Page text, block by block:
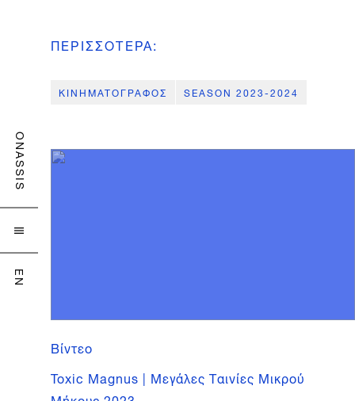
ONASSIS

EN
ΠΕΡΙΣΣΟΤΕΡΑ:
ΚΙΝΗΜΑΤΟΓΡΑΦΟΣ SEASON 2023-2024
Βίντεο
Toxic Magnus | Μεγάλες Ταινίες Μικρού